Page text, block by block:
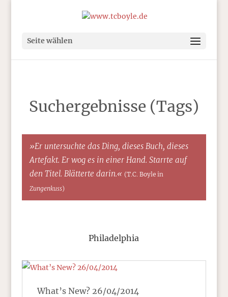
Seite wählen
Suchergebnisse (Tags)
»Er untersuchte das Ding, dieses Buch, dieses
Artefakt. Er wog es in einer Hand. Starrte auf
den Titel. Blätterte darin.« (T.C. Boyle in
Zungenkuss)
Philadelphia
What’s New? 26/04/2014